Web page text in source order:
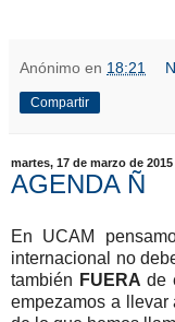
Anónimo en 18:21
Compartir
martes, 17 de marzo de 2015
AGENDA Ñ
En UCAM
internacional no
también FUERA de
empezamos a